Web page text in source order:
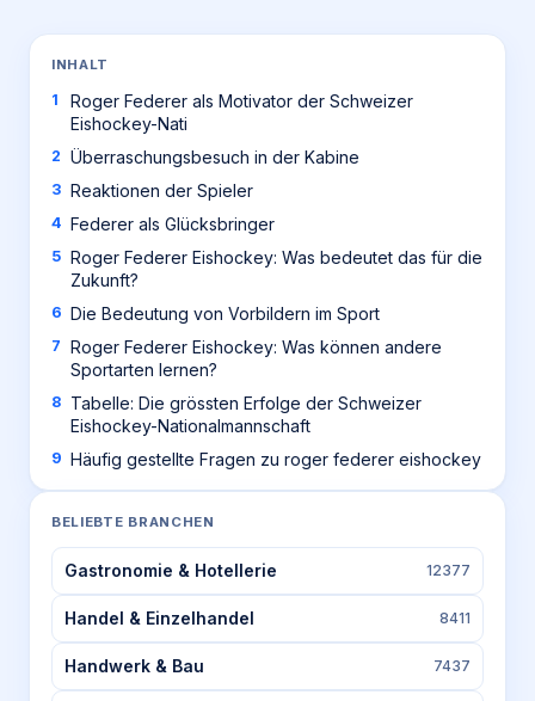
INHALT
Roger Federer als Motivator der Schweizer
Eishockey-Nati
Überraschungsbesuch in der Kabine
Reaktionen der Spieler
Federer als Glücksbringer
Roger Federer Eishockey: Was bedeutet das für die
Zukunft?
Die Bedeutung von Vorbildern im Sport
Roger Federer Eishockey: Was können andere
Sportarten lernen?
Tabelle: Die grössten Erfolge der Schweizer
Eishockey-Nationalmannschaft
Häufig gestellte Fragen zu roger federer eishockey
BELIEBTE BRANCHEN
Gastronomie & Hotellerie 12377
Handel & Einzelhandel 8411
Handwerk & Bau 7437